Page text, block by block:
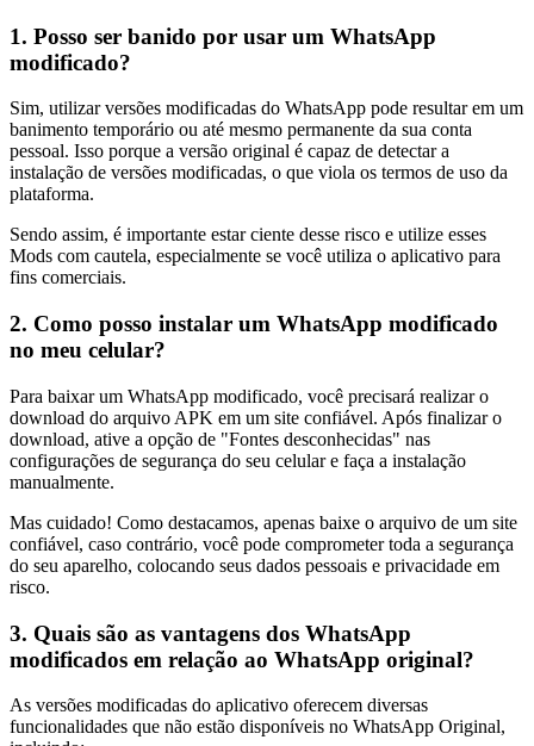
1. Posso ser banido por usar um WhatsApp
modificado?
Sim, utilizar versões modificadas do WhatsApp pode resultar em um
banimento temporário ou até mesmo permanente da sua conta
pessoal. Isso porque a versão original é capaz de detectar a
instalação de versões modificadas, o que viola os termos de uso da
plataforma.
Sendo assim, é importante estar ciente desse risco e utilize esses
Mods com cautela, especialmente se você utiliza o aplicativo para
fins comerciais.
2. Como posso instalar um WhatsApp modificado
no meu celular?
Para baixar um WhatsApp modificado, você precisará realizar o
download do arquivo APK em um site confiável. Após finalizar o
download, ative a opção de "Fontes desconhecidas" nas
configurações de segurança do seu celular e faça a instalação
manualmente.
Mas cuidado! Como destacamos, apenas baixe o arquivo de um site
confiável, caso contrário, você pode comprometer toda a segurança
do seu aparelho, colocando seus dados pessoais e privacidade em
risco.
3. Quais são as vantagens dos WhatsApp
modificados em relação ao WhatsApp original?
As versões modificadas do aplicativo oferecem diversas
funcionalidades que não estão disponíveis no WhatsApp Original,